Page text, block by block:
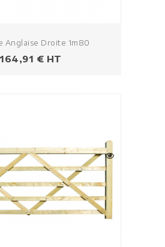
Anglaise Droite 1m80
Prezzo
164,91 € HT